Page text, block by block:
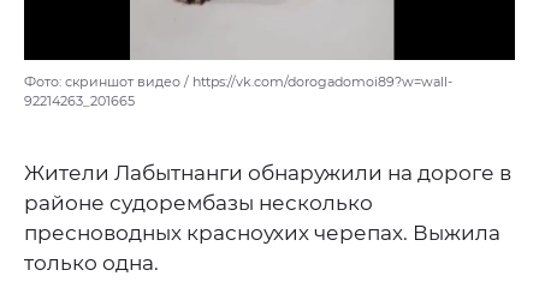
Фото: скриншот видео / https://vk.com/dorogadomoi89?w=wall-
92214263_201665
Жители Лабытнанги обнаружили на дороге в
районе судорембазы несколько
пресноводных красноухих черепах. Выжила
только одна.